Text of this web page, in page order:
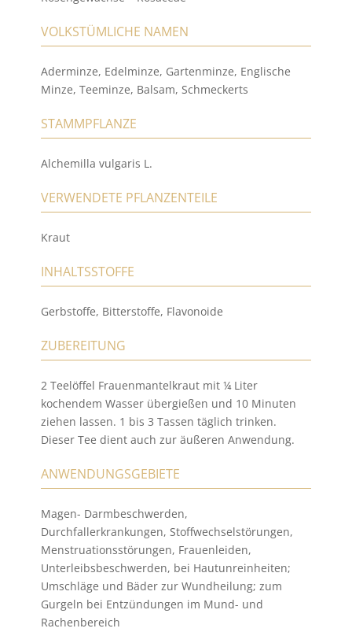
VOLKSTÜMLICHE NAMEN
Aderminze, Edelminze, Gartenminze, Englische
Minze, Teeminze, Balsam, Schmeckerts
STAMMPFLANZE
Alchemilla vulgaris L.
VERWENDETE PFLANZENTEILE
Kraut
INHALTSSTOFFE
Gerbstoffe, Bitterstoffe, Flavonoide
ZUBEREITUNG
2 Teelöffel Frauenmantelkraut mit ¼ Liter
kochendem Wasser übergießen und 10 Minuten
ziehen lassen. 1 bis 3 Tassen täglich trinken.
Dieser Tee dient auch zur äußeren Anwendung.
ANWENDUNGSGEBIETE
Magen- Darmbeschwerden,
Durchfallerkrankungen, Stoffwechselstörungen,
Menstruationsstörungen, Frauenleiden,
Unterleibsbeschwerden, bei Hautunreinheiten;
Umschläge und Bäder zur Wundheilung; zum
Gurgeln bei Entzündungen im Mund- und
Rachenbereich